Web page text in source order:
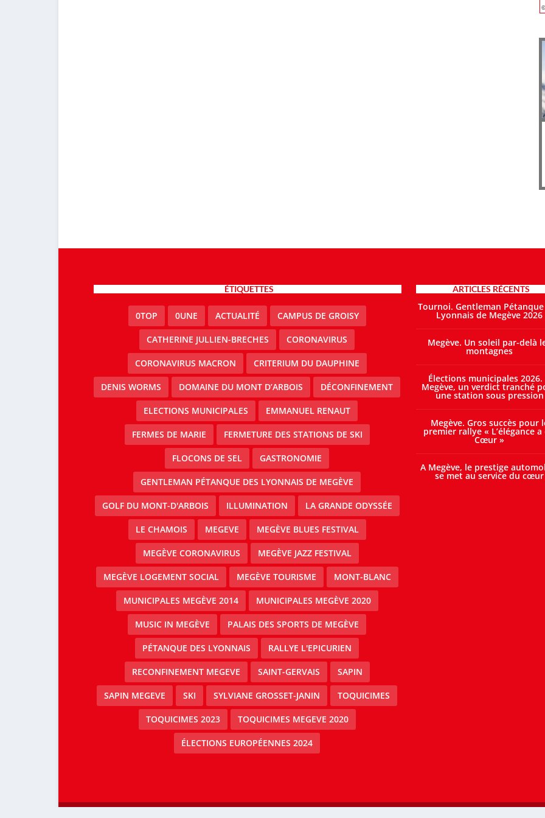
ÉTIQUETTES
0TOP 0UNE ACTUALITÉ CAMPUS DE GROISY
CATHERINE JULLIEN-BRECHES CORONAVIRUS
CORONAVIRUS MACRON CRITERIUM DU DAUPHINE
DENIS WORMS DOMAINE DU MONT D’ARBOIS DÉCONFINEMENT
ELECTIONS MUNICIPALES EMMANUEL RENAUT
FERMES DE MARIE FERMETURE DES STATIONS DE SKI
FLOCONS DE SEL GASTRONOMIE
GENTLEMAN PÉTANQUE DES LYONNAIS DE MEGÈVE
GOLF DU MONT-D'ARBOIS ILLUMINATION LA GRANDE ODYSSÉE
LE CHAMOIS MEGEVE MEGÈVE BLUES FESTIVAL
MEGÈVE CORONAVIRUS MEGÈVE JAZZ FESTIVAL
MEGÈVE LOGEMENT SOCIAL MEGÈVE TOURISME MONT-BLANC
MUNICIPALES MEGÈVE 2014 MUNICIPALES MEGÈVE 2020
MUSIC IN MEGÈVE PALAIS DES SPORTS DE MEGÈVE
PÉTANQUE DES LYONNAIS RALLYE L'EPICURIEN
RECONFINEMENT MEGEVE SAINT-GERVAIS SAPIN
SAPIN MEGEVE SKI SYLVIANE GROSSET-JANIN TOQUICIMES
TOQUICIMES 2023 TOQUICIMES MEGEVE 2020
ÉLECTIONS EUROPÉENNES 2024
ARTICLES RÉCENTS
Tournoi. Gentleman
Lyonnais de Megève 2026
Megève. Un soleil par-delà
montagnes
Élections municipales 2026.
Megève, un verdict tranché
une station sous pression
Megève. Gros succès pour
premier rallye « L’élégance a
Cœur »
A Megève, le prestige
se met au service du cœur